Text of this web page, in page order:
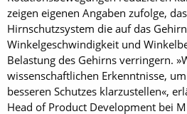
zeigen eigenen Angaben zufolge,
Hirnschutzsystem die auf das
Winkelgeschwindigkeit und
Belastung des Gehirns verringern.
wissenschaftlichen Erkenntnisse,
besseren Schutzes klarzustellen«,
Head of Product Development bei